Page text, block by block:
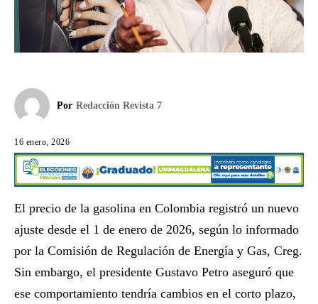
Por Redacción Revista 7
16 enero, 2026
El precio de la gasolina en Colombia registró un nuevo
ajuste desde el 1 de enero de 2026, según lo informado
por la Comisión de Regulación de Energía y Gas, Creg.
Sin embargo, el presidente Gustavo Petro aseguró que
ese comportamiento tendría cambios en el corto plazo,